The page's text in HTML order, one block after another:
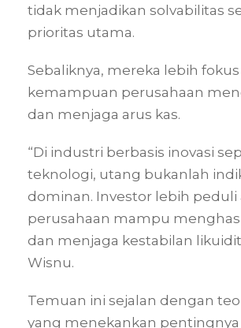
tidak menjadikan solvabilitas
prioritas utama.
Sebaliknya, mereka lebih fokus
kemampuan perusahaan
dan menjaga arus kas.
“Di industri berbasis inovasi
teknologi, utang bukanlah
dominan. Investor lebih peduli
perusahaan mampu
dan menjaga kestabilan
Wisnu.
Temuan ini sejalan dengan
yang menekankan